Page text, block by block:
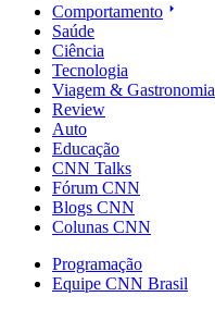
Comportamento
Saúde
Ciência
Tecnologia
Viagem & Gastronomia
Review
Auto
Educação
CNN Talks
Fórum CNN
Blogs CNN
Colunas CNN
Programação
Equipe CNN Brasil